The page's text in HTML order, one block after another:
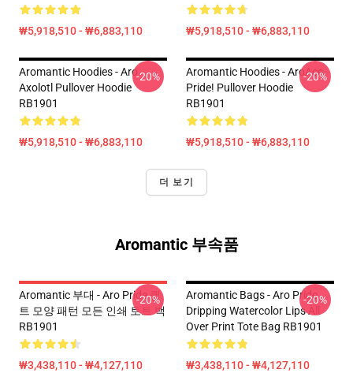
₩5,918,510 - ₩6,883,110 ₩5,918,510 - ₩6,883,110
Aromantic Hoodies - Aro
Axolotl Pullover Hoodie
RB1901
₩5,918,510 - ₩6,883,110
-20%
Aromantic Hoodies - AroAce
Pride! Pullover Hoodie
RB1901
₩5,918,510 - ₩6,883,110
-20%
더 보기
Aromantic 부속품
Aromantic 부대 - Aro Pride 퀼
트 모양 패턴 모든 인쇄 토트 백
RB1901
₩3,438,110 - ₩4,127,110
-20%
Aromantic Bags - Aro Pride
Dripping Watercolor Lips All
Over Print Tote Bag RB1901
₩3,438,110 - ₩4,127,110
-20%